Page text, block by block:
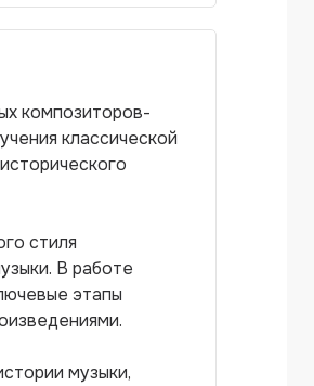
композиторов-
классической
стиля
В работе
этапы
музыки,